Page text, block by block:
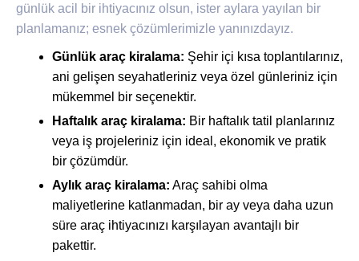
günlük acil bir ihtiyacınız olsun, ister aylara yayılan bir
planlamanız; esnek çözümlerimizle yanınızdayız.
Günlük araç kiralama: Şehir içi kısa toplantılarınız,
ani gelişen seyahatleriniz veya özel günleriniz için
mükemmel bir seçenektir.
Haftalık araç kiralama: Bir haftalık tatil planlarınız
veya iş projeleriniz için ideal, ekonomik ve pratik
bir çözümdür.
Aylık araç kiralama: Araç sahibi olma
maliyetlerine katlanmadan, bir ay veya daha uzun
süre araç ihtiyacınızı karşılayan avantajlı bir
pakettir.